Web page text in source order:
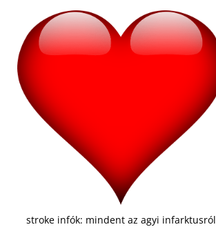
stroke infók: mindent az agyi infarktusról